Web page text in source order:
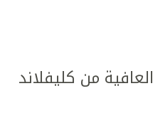
من كليفلاند